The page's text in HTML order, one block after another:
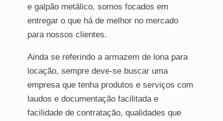
e galpão metálico, somos focados em
entregar o que há de melhor no mercado
para nossos clientes.
Ainda se referindo a armazem de lona para
locação, sempre deve-se buscar uma
empresa que tenha produtos e serviços com
laudos e documentação facilitada e
facilidade de contratação, qualidades que